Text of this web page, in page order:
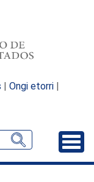
| Ongi etorri |